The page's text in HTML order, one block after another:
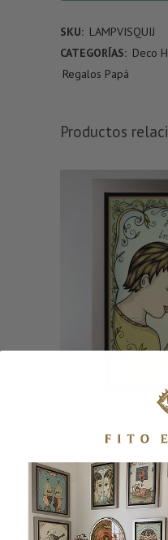
SKU: LAMPVISQUIJ
CATEGORÍAS: Deco
Regalos Papá
Productos